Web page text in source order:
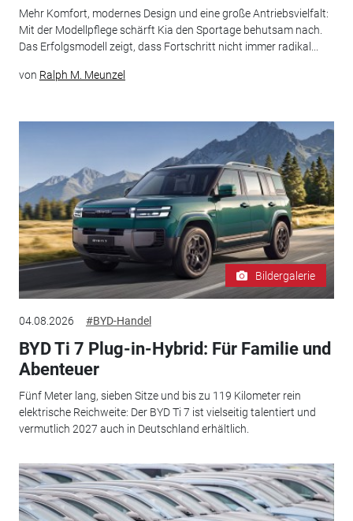
Mehr Komfort, modernes Design und eine große Antriebsvielfalt:
Mit der Modellpflege schärft Kia den Sportage behutsam nach.
Das Erfolgsmodell zeigt, dass Fortschritt nicht immer radikal...
von Ralph M. Meunzel
Bildergalerie
04.08.2026 #BYD-Handel
BYD Ti 7 Plug-in-Hybrid: Für Familie und
Abenteuer
Fünf Meter lang, sieben Sitze und bis zu 119 Kilometer rein
elektrische Reichweite: Der BYD Ti 7 ist vielseitig talentiert und
vermutlich 2027 auch in Deutschland erhältlich.